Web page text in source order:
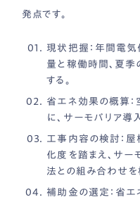
発点です。
現状把握： 年間電気
量と稼働時間、夏季
する。
省エネ効果の概算：
に、サーモバリア導
工事内容の検討： 屋
化度を踏まえ、サー
法との組み合わせを
補助金の選定： 省エ